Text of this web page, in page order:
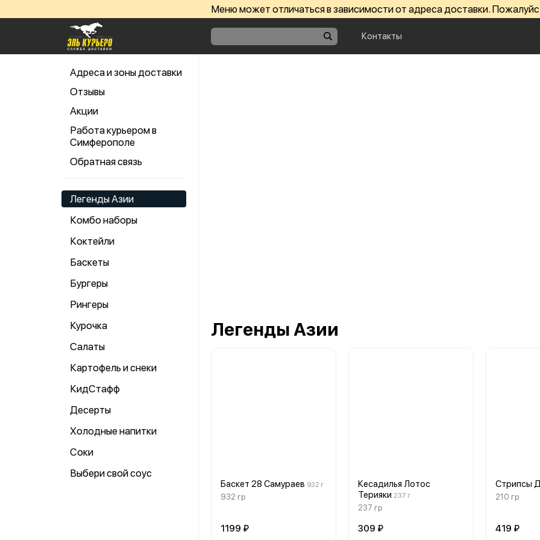
Меню может отличаться в зависимости от адреса доставки.
Контакты
Адреса и зоны доставки
Отзывы
Акции
Работа курьером в
Симферополе
Обратная связь
Легенды Азии
Комбо наборы
Коктейли
Баскеты
Бургеры
Рингеры
Курочка
Салаты
Картофель и снеки
КидСтафф
Десерты
Холодные напитки
Соки
Выбери свой соус
Легенды Азии
Баскет 28 Самураев 932 г
932 гр
1199 ₽
Кесадилья Лотос
Терияки 237 г
237 гр
309 ₽
Стрипсы
210 гр
419 ₽